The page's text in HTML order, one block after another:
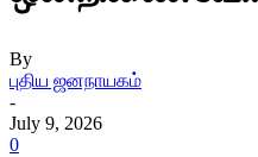
By
புதிய ஜனநாயகம்
-
July 9, 2026
0